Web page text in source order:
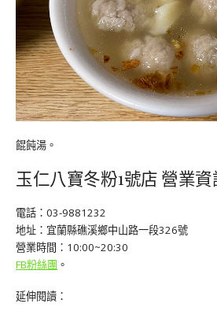
餛飩湯。
玉仁八寶冬粉1號店 營業資
電話：03-9881232
地址：宜蘭縣礁溪鄉中山路一段326號
營業時間：10:00~20:30
FB粉絲團 。
延伸閱讀：